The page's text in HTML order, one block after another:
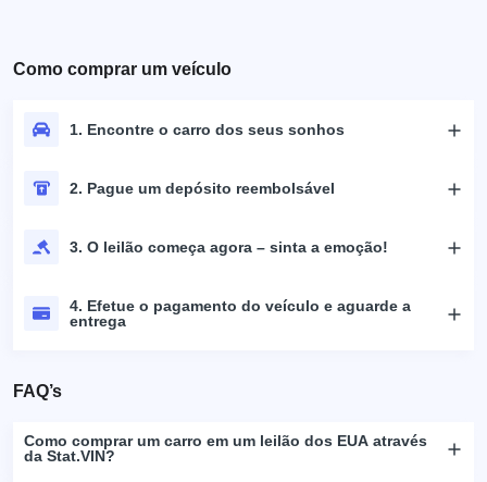
Como comprar um veículo
1. Encontre o carro dos seus sonhos
2. Pague um depósito reembolsável
3. O leilão começa agora – sinta a emoção!
4. Efetue o pagamento do veículo e aguarde a
entrega
FAQ’s
Como comprar um carro em um leilão dos EUA através
da Stat.VIN?